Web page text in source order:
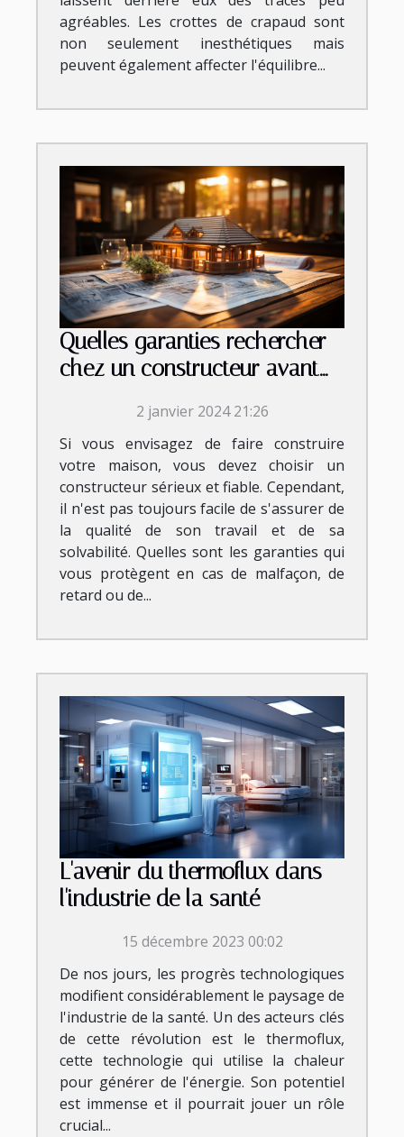
agréables. Les crottes de crapaud sont
non seulement inesthétiques mais
peuvent également affecter l'équilibre...
Quelles garanties rechercher
chez un constructeur avant
2 janvier 2024 21:26
Si vous envisagez de faire construire
votre maison, vous devez choisir un
constructeur sérieux et fiable. Cependant,
il n'est pas toujours facile de s'assurer de
la qualité de son travail et de sa
solvabilité. Quelles sont les garanties qui
vous protègent en cas de malfaçon, de
retard ou de...
L'avenir du thermoflux dans
l'industrie de la santé
15 décembre 2023 00:02
De nos jours, les progrès technologiques
modifient considérablement le paysage de
l'industrie de la santé. Un des acteurs clés
de cette révolution est le thermoflux,
cette technologie qui utilise la chaleur
pour générer de l'énergie. Son potentiel
est immense et il pourrait jouer un rôle
crucial...